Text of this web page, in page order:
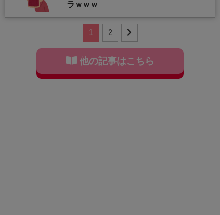
ラｗｗｗ
1 2
他の記事はこちら